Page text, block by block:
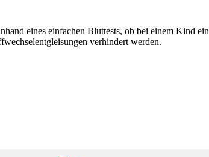
eines einfachen Bluttests, ob bei einem Kind ein
verhindert werden.